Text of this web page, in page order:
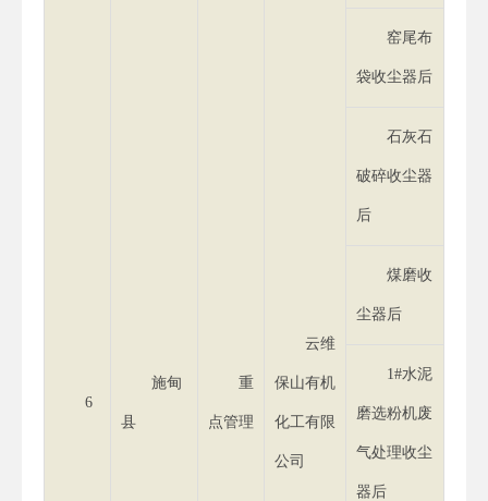
6
施甸
县
重
点管理
云维
保山有机
化工有限
公司
窑尾布
袋收尘器后
石灰石
破碎收尘器
后
煤磨收
尘器后
1#水泥
磨选粉机废
气处理收尘
器后